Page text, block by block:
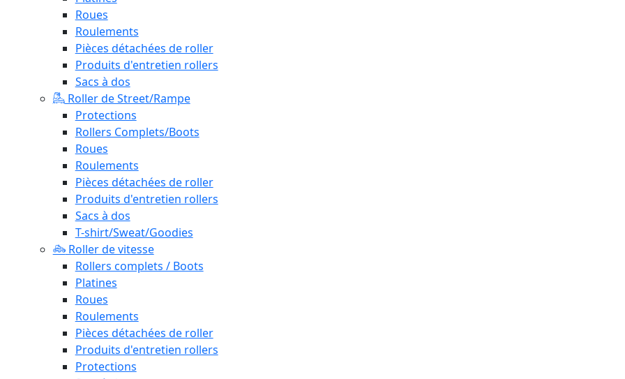
Roues
Roulements
Pièces détachées de roller
Produits d'entretien rollers
Sacs à dos
Roller de Street/Rampe
Protections
Rollers Complets/Boots
Roues
Roulements
Pièces détachées de roller
Produits d'entretien rollers
Sacs à dos
T-shirt/Sweat/Goodies
Roller de vitesse
Rollers complets / Boots
Platines
Roues
Roulements
Pièces détachées de roller
Produits d'entretien rollers
Protections